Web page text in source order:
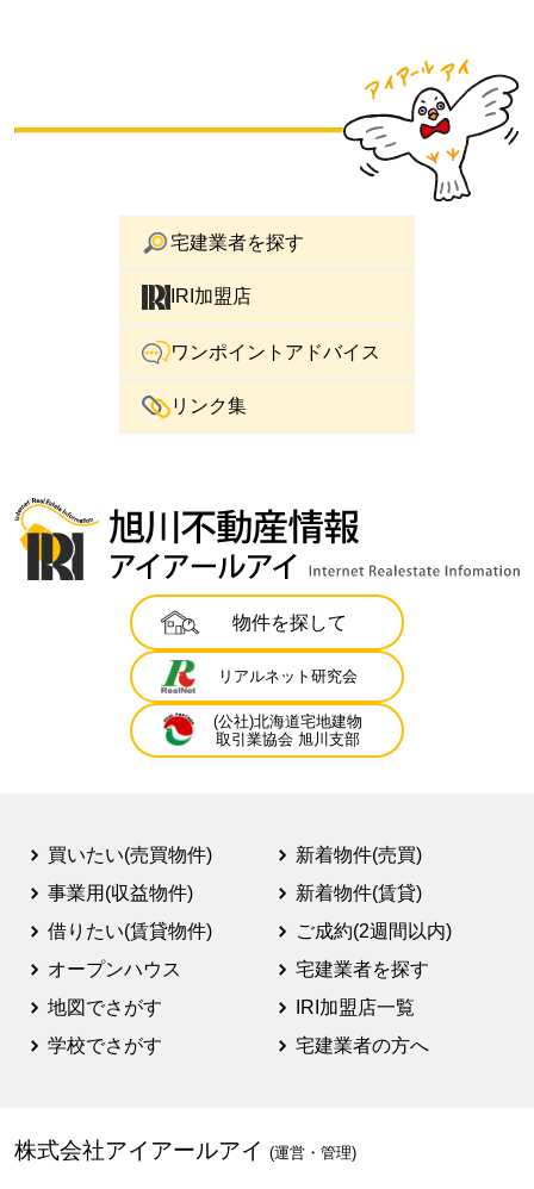
宅建業者を探す
IRI加盟店
ワンポイントアドバイス
リンク集
物件を探して
リアルネット研究会
(公社)北海道宅地建物
取引業協会 旭川支部
買いたい(売買物件)
事業用(収益物件)
借りたい(賃貸物件)
オープンハウス
地図でさがす
学校でさがす
新着物件(売買)
新着物件(賃貸)
ご成約(2週間以内)
宅建業者を探す
IRI加盟店一覧
宅建業者の方へ
株式会社アイアールアイ (運営・管理)